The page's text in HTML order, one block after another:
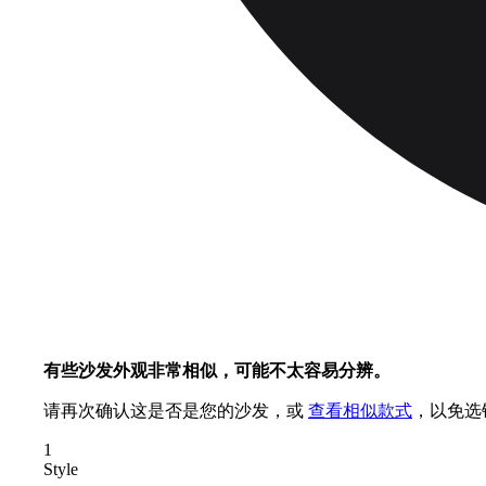
有些沙发外观非常相似，可能不太容易分辨。
请再次确认这是否是您的沙发，或 查看相似款式 ，以免
1
Style